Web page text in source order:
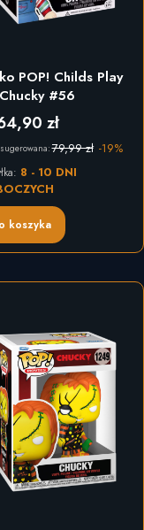
POP! Childs Play
#56
zł
79,99 zł -19%
koszyka
8 - 10 DNI